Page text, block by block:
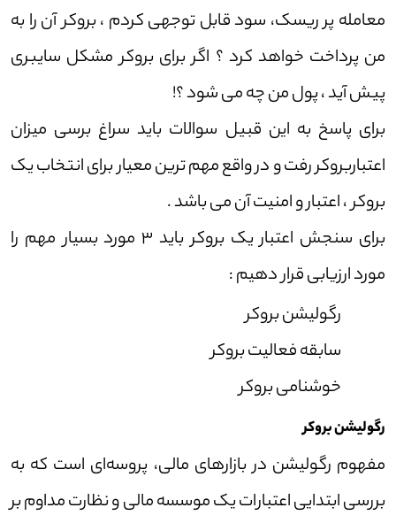
معامله پر ریسک، سود قابل توجهی کردم ، بروکر آن را به
من پرداخت خواهد کرد ؟ اگر برای بروکر مشکل سایبری
پیش آید ، پول من چه می شود ؟!
برای پاسخ به این قبیل سوالات باید سراغ برسی میزان
اعتباربروکر رفت و در واقع مهم ترین معیار برای انتخاب یک
بروکر ، اعتبار و امنیت آن می باشد .
برای سنجش اعتبار یک بروکر باید 3 مورد بسیار مهم را
مورد ارزیابی قرار دهیم :
رگولیشن بروکر
سابقه فعالیت بروکر
خوشنامی بروکر
رگولیشن بروکر
مفهوم رگولیشن در بازار‌های مالی، پروسه‌ای است که به
بررسی ابتدایی اعتبارات یک موسسه مالی و نظارت مداوم بر